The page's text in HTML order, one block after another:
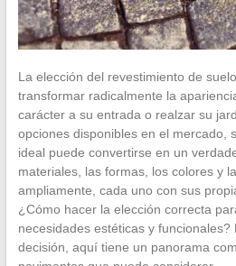
La elección del revestimiento de
transformar radicalmente la
carácter a su entrada o realzar su
opciones disponibles en el mercado,
ideal puede convertirse en un
materiales, las formas, los colores y
ampliamente, cada uno con sus
¿Cómo hacer la elección correcta
necesidades estéticas y
decisión, aquí tiene un panorama